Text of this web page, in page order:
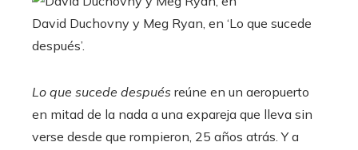
David Duchovny y Meg Ryan, en ‘Lo que sucede
después’.
Lo que sucede después reúne en un aeropuerto
en mitad de la nada a una expareja que lleva sin
verse desde que rompieron, 25 años atrás. Y a